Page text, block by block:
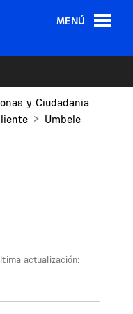
MENÚ
y Ciudadania
Umbele
actualización: